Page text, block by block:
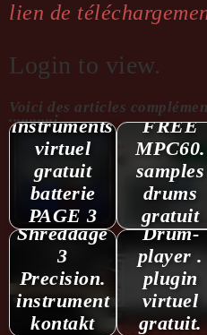
lien de
Login to view.
Voici des articles
...........:
instruments
virtuel
gratuit
batterie
PAGE 3
FREE
MPC60.
samples
drums
gratuit
Shreddage
3
Precision.
instrument
kontakt
Drum­
player .
plugin
virtuel
gratuit.